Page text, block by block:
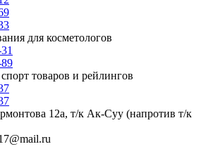
для косметологов
товаров и рейлингов
12а, т/к Ак-Суу (напротив т/к